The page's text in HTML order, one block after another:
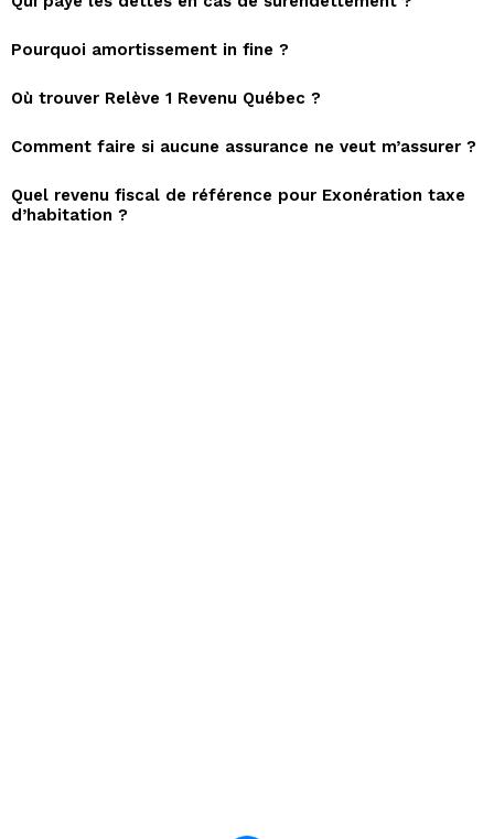
Pourquoi amortissement in fine ?
Où trouver Relève 1 Revenu Québec ?
Comment faire si aucune assurance ne veut m’assurer ?
Quel revenu fiscal de référence pour Exonération taxe
d’habitation ?